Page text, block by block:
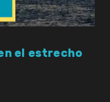
el estrecho